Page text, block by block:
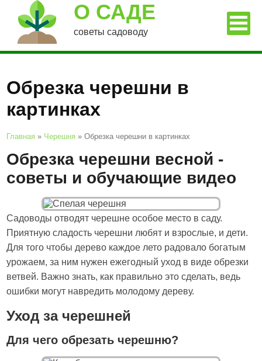
О САДЕ
советы садоводу
Обрезка черешни в
картинках
Главная » Черешня »Обрезка черешни в картинках
Обрезка черешни весной -
советы и обучающие видео
Садоводы отводят черешне особое место в саду.
Приятную сладость черешни любят и взрослые, и дети.
Для того чтобы дерево каждое лето радовало богатым
урожаем, за ним нужен ежегодный уход в виде обрезки
ветвей. Важно знать, как правильно это сделать, ведь
ошибки могут навредить молодому дереву.
Уход за черешней
Для чего обрезать черешню?